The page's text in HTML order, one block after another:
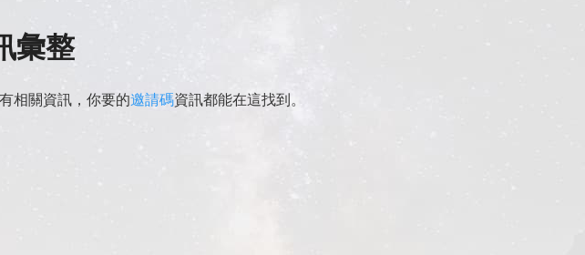
彙整
相關資訊，你要的邀請碼資訊都能在這找到。